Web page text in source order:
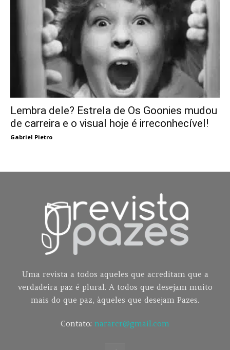
Lembra dele? Estrela de Os Goonies mudou
de carreira e o visual hoje é irreconhecível!
Gabriel Pietro
Uma revista a todos aqueles que acreditam que a
verdadeira paz é plural. A todos que desejam muito
mais do que paz, àqueles que desejam Pazes.
Contato: nararcr@gmail.com